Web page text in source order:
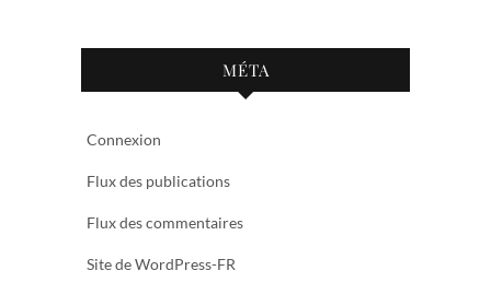
MÉTA
Connexion
Flux des publications
Flux des commentaires
Site de WordPress-FR